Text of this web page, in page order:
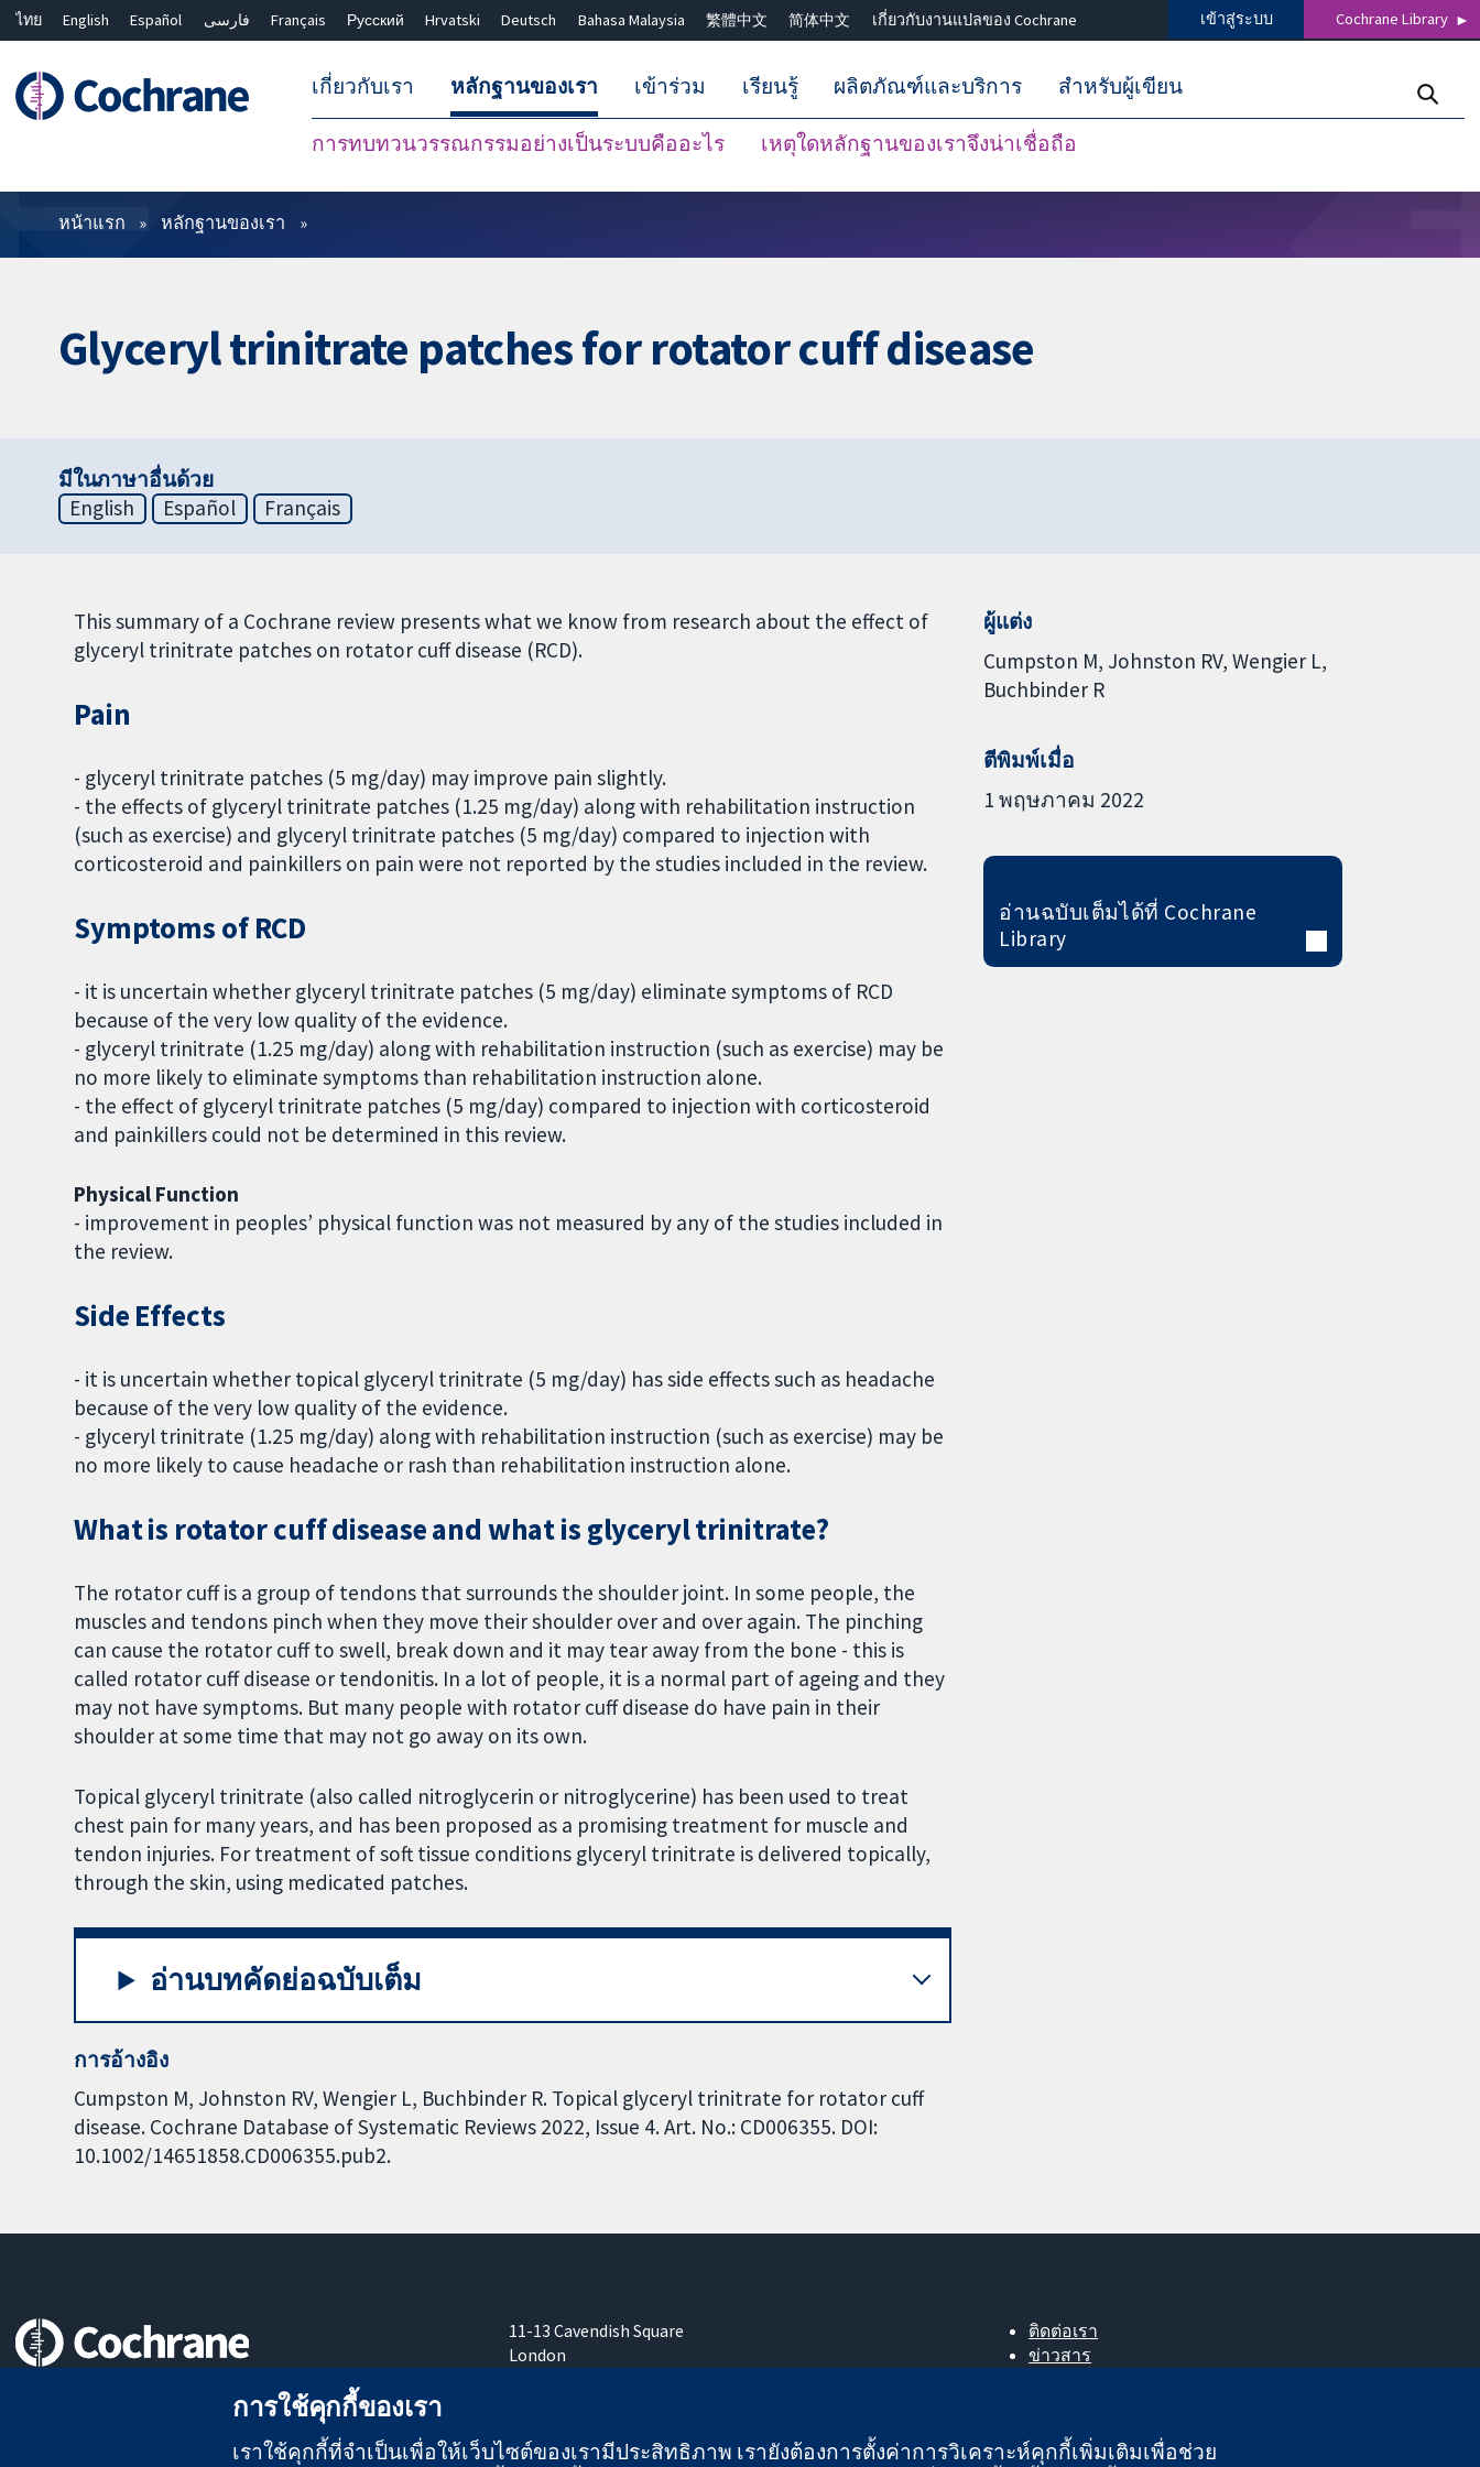
ไทย English Español فارسی Français Русский Hrvatski Deutsch Bahasa Malaysia 繁體中文 简体中文 เกี่ยวกับงานแปลของ Cochrane เข้าสู่ระบบ Cochrane Library
เกี่ยวกับเรา หลักฐานของเรา
การทบทวนวรรณกรรมอย่างเป็นระบบคืออะไร เหตุใดหลักฐานของเราจึงน่าเชื่อถือ
เข้าร่วม เรียนรู้ ผลิตภัณฑ์และบริการ สำหรับผู้เขียน
ตัวกรอง
หน้าแรก หลักฐานของเรา
Glyceryl trinitrate patches for rotator cuff disease
มีในภาษาอื่นด้วย
English
Español Français
This summary of a Cochrane review presents what we know from research about the effect of
glyceryl trinitrate patches on rotator cuff disease (RCD).
Pain
- glyceryl trinitrate patches (5 mg/day) may improve pain slightly.
- the effects of glyceryl trinitrate patches (1.25 mg/day) along with rehabilitation instruction
(such as exercise) and glyceryl trinitrate patches (5 mg/day) compared to injection with
corticosteroid and painkillers on pain were not reported by the studies included in the review.
Symptoms of RCD
- it is uncertain whether glyceryl trinitrate patches (5 mg/day) eliminate symptoms of RCD
because of the very low quality of the evidence.
- glyceryl trinitrate (1.25 mg/day) along with rehabilitation instruction (such as exercise) may be
no more likely to eliminate symptoms than rehabilitation instruction alone.
- the effect of glyceryl trinitrate patches (5 mg/day) compared to injection with corticosteroid
and painkillers could not be determined in this review.
Physical Function
- improvement in peoples’ physical function was not measured by any of the studies included in
the review.
Side Effects
- it is uncertain whether topical glyceryl trinitrate (5 mg/day) has side effects such as headache
because of the very low quality of the evidence.
- glyceryl trinitrate (1.25 mg/day) along with rehabilitation instruction (such as exercise) may be
no more likely to cause headache or rash than rehabilitation instruction alone.
What is rotator cuff disease and what is glyceryl trinitrate?
The rotator cuff is a group of tendons that surrounds the shoulder joint. In some people, the
muscles and tendons pinch when they move their shoulder over and over again. The pinching
can cause the rotator cuff to swell, break down and it may tear away from the bone - this is
called rotator cuff disease or tendonitis. In a lot of people, it is a normal part of ageing and they
may not have symptoms. But many people with rotator cuff disease do have pain in their
shoulder at some time that may not go away on its own.
Topical glyceryl trinitrate (also called nitroglycerin or nitroglycerine) has been used to treat
chest pain for many years, and has been proposed as a promising treatment for muscle and
tendon injuries. For treatment of soft tissue conditions glyceryl trinitrate is delivered topically,
through the skin, using medicated patches.
อ่านบทคัดย่อฉบับเต็ม
การอ้างอิง
Cumpston M, Johnston RV, Wengier L, Buchbinder R. Topical glyceryl trinitrate for rotator cuff
disease. Cochrane Database of Systematic Reviews 2022, Issue 4. Art. No.: CD006355. DOI:
10.1002/14651858.CD006355.pub2.
ผู้แต่ง
Cumpston M Johnston RV Wengier L
Buchbinder R
ตีพิมพ์เมื่อ
1 พฤษภาคม 2022
อ่านฉบับเต็มได้ที่ Cochrane
Library
11-13 Cavendish Square
London
ติดต่อเรา
ข่าวสาร
Cochrane Library
การใช้คุกกี้ของเรา
เราใช้คุกกี้ที่จำเป็นเพื่อให้เว็บไซต์ของเรามีประสิทธิภาพ เรายังต้องการตั้งค่าการวิเคราะห์คุกกี้เพิ่มเติมเพื่อช่วย